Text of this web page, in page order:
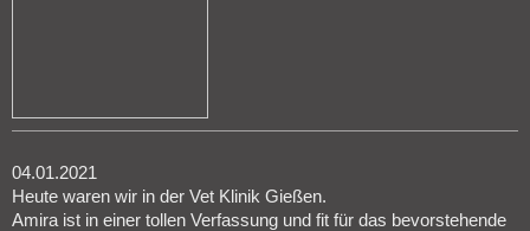
04.01.2021
Heute waren wir in der Vet Klinik Gießen.
Amira ist in einer tollen Verfassung und fit für das bevorstehende